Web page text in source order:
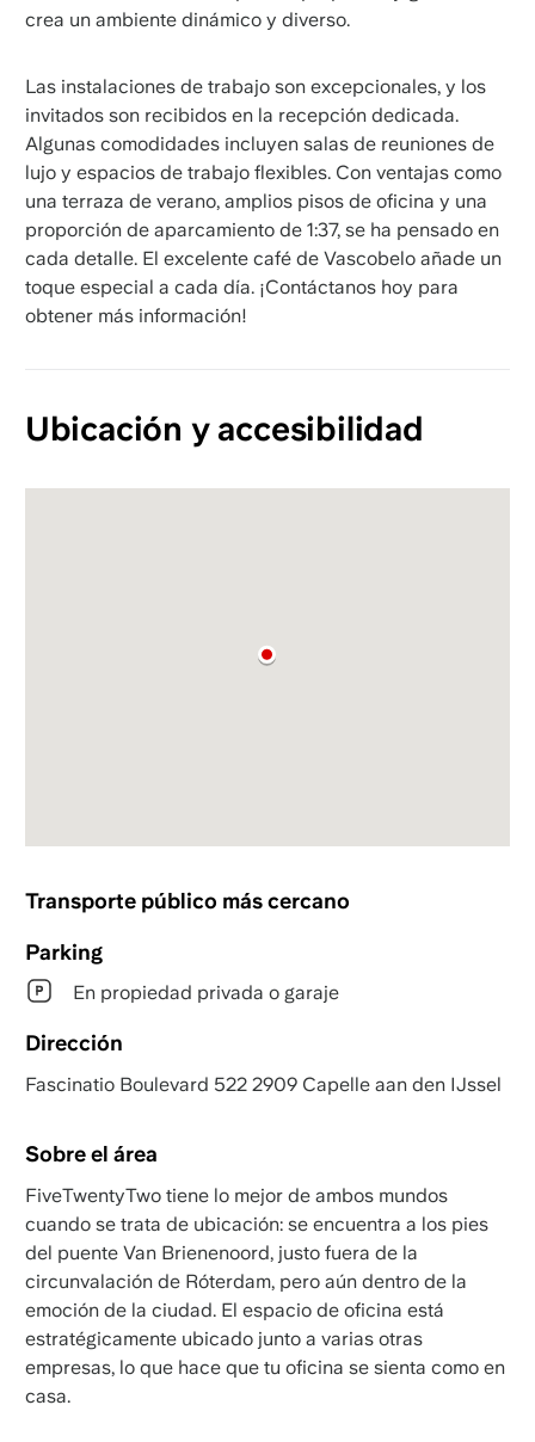
crea un ambiente dinámico y diverso.
Las instalaciones de trabajo son excepcionales, y los
invitados son recibidos en la recepción dedicada.
Algunas comodidades incluyen salas de reuniones de
lujo y espacios de trabajo flexibles. Con ventajas como
una terraza de verano, amplios pisos de oficina y una
proporción de aparcamiento de 1:37, se ha pensado en
cada detalle. El excelente café de Vascobelo añade un
toque especial a cada día. ¡Contáctanos hoy para
obtener más información!
Ubicación y accesibilidad
Transporte público más cercano
Parking
En propiedad privada o garaje
Dirección
Fascinatio Boulevard 522 2909 Capelle aan den IJssel
Sobre el área
FiveTwentyTwo tiene lo mejor de ambos mundos
cuando se trata de ubicación: se encuentra a los pies
del puente Van Brienenoord, justo fuera de la
circunvalación de Róterdam, pero aún dentro de la
emoción de la ciudad. El espacio de oficina está
estratégicamente ubicado junto a varias otras
empresas, lo que hace que tu oficina se sienta como en
casa.